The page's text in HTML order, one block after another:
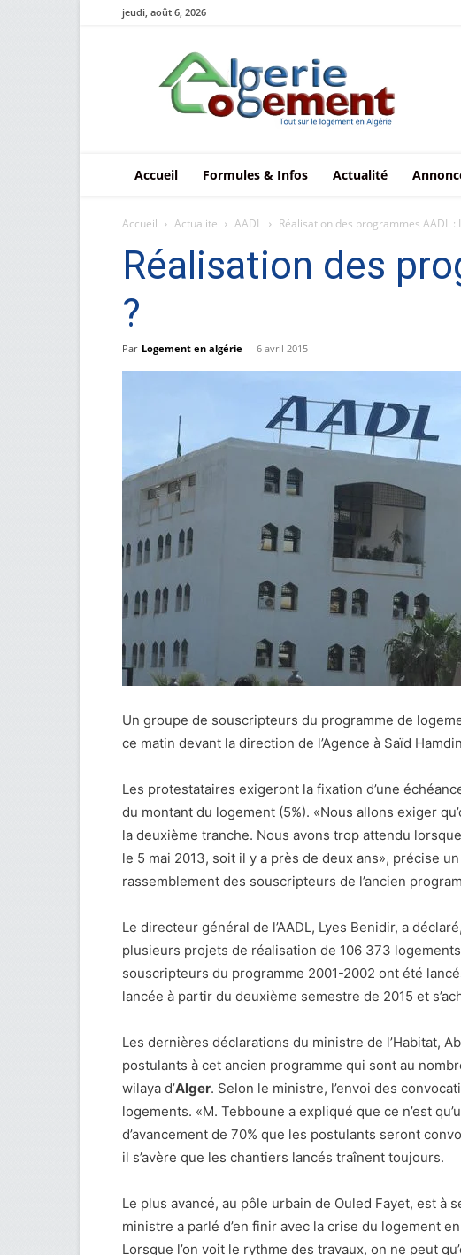
jeudi, août 6, 2026
Le
logement
en
Algérie
Accueil Formules & Infos Actualité
Accueil Actualite AADL Réalisation des programmes AADL :
Réalisation des
?
Par Logement en algérie - 6 avril 2015
Un groupe de souscripteurs du programme de
ce matin devant la direction de l’Agence à Saïd
Les protestataires exigeront la fixation d’une
du montant du logement (5%). «Nous allons exiger
la deuxième tranche. Nous avons trop attendu
le 5 mai 2013, soit il y a près de deux ans», précise
rassemblement des souscripteurs de l’ancien
Le directeur général de l’AADL, Lyes Benidir, a
plusieurs projets de réalisation de 106 373
souscripteurs du programme 2001-2002 ont été
lancée à partir du deuxième semestre de 2015 et
Les dernières déclarations du ministre de l’Habitat,
postulants à cet ancien programme qui sont au
wilaya d’Alger. Selon le ministre, l’envoi des
logements. «M. Tebboune a expliqué que ce n’est
d’avancement de 70% que les postulants seront
il s’avère que les chantiers lancés traînent toujours.
Le plus avancé, au pôle urbain de Ouled Fayet, est à
ministre a parlé d’en finir avec la crise du logement
Lorsque l’on voit le rythme des travaux, on ne peut